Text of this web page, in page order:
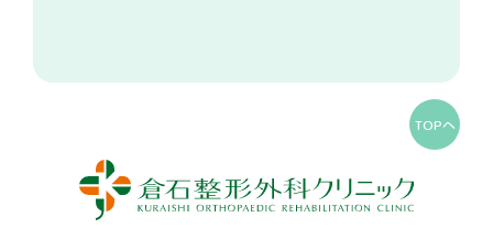
TOPへ